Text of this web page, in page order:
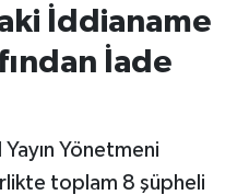
İddianame
İade
Yönetmeni
toplam 8 şüpheli